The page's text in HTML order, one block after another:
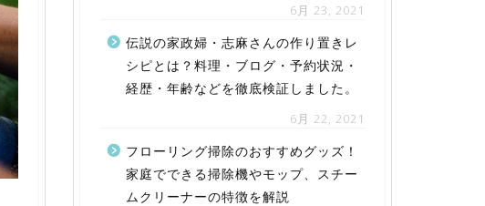
6月 23, 2021
伝説の家政婦・志麻さんの作り置きレ
シピとは？料理・ブログ・予約状況・
経歴・年齢などを徹底検証しました。
6月 22, 2021
フローリング掃除のおすすめグッズ！
家庭でできる掃除機やモップ、スチー
ムクリーナーの特徴を解説